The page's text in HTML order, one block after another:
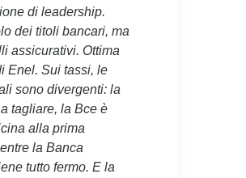
di leadership.
dei titoli bancari, ma
assicurativi. Ottima
Enel. Sui tassi, le
sono divergenti: la
tagliare, la Bce è
alla prima
la Banca
tutto fermo. E la